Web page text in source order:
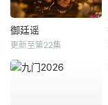
御廷谣
更新至第22集